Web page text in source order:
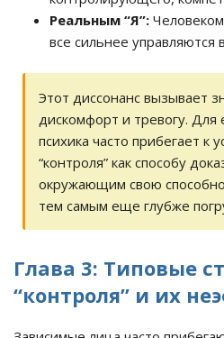
Реальным “Я”:
все сильнее управляются
Этот диссонанс вызывает
дискомфорт и тревогу. Для
психика часто прибегает к
“контроля” как способу
окружающим свою
тем самым еще глубже
Глава 3: Типовые
“контроля” и их